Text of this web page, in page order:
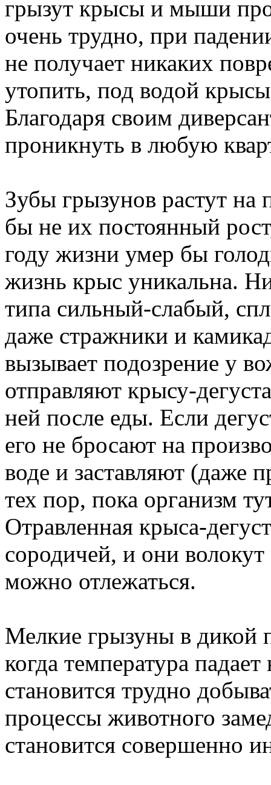
грызут крысы и мыши
очень трудно, при
не получает никаких
утопить, под водой
Благодаря своим
проникнуть в любую
Зубы грызунов растут
бы не их постоянный
году жизни умер бы
жизнь крыс уникальна.
типа сильный-слабый,
даже стражники и
вызывает подозрение у
отправляют крысу-
ней после еды. Если
его не бросают на
воде и заставляют (даже
тех пор, пока организм
Отравленная крыса-
сородичей, и они
можно отлежаться.
Мелкие грызуны в дикой
когда температура
становится трудно
процессы животного
становится совершенно